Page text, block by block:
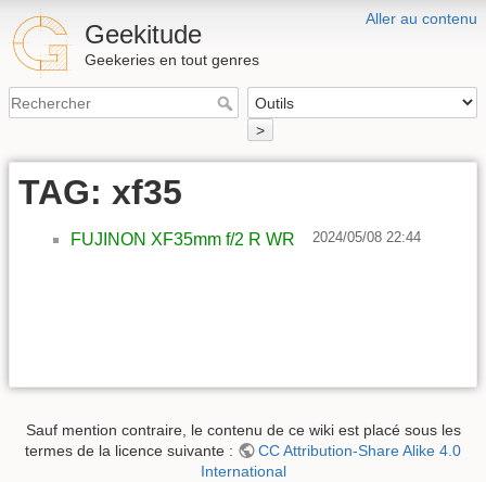
Aller au contenu
Geekitude
Geekeries en tout genres
>
TAG: xf35
FUJINON XF35mm f/2 R WR 2024/05/08 22:44
Sauf mention contraire, le contenu de ce wiki est placé sous les
termes de la licence suivante :
CC Attribution-Share Alike 4.0
International